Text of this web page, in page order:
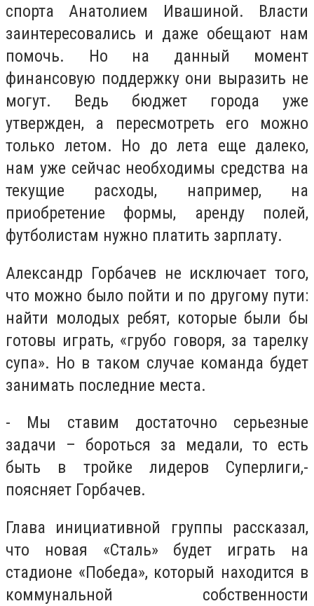
спорта Анатолием Ивашиной. Власти
заинтересовались и даже обещают нам
помочь. Но на данный момент
финансовую поддержку они выразить не
могут. Ведь бюджет города уже
утвержден, а пересмотреть его можно
только летом. Но до лета еще далеко,
нам уже сейчас необходимы средства на
текущие расходы, например, на
приобретение формы, аренду полей,
футболистам нужно платить зарплату.
Александр Горбачев не исключает того,
что можно было пойти и по другому пути:
найти молодых ребят, которые были бы
готовы играть, «грубо говоря, за тарелку
супа». Но в таком случае команда будет
занимать последние места.
- Мы ставим достаточно серьезные
задачи – бороться за медали, то есть
быть в тройке лидеров Суперлиги,-
поясняет Горбачев.
Глава инициативной группы рассказал,
что новая «Сталь» будет играть на
стадионе «Победа», который находится в
коммунальной собственности